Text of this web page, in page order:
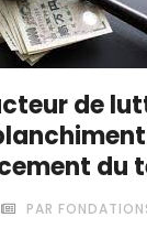
de
du
PAR